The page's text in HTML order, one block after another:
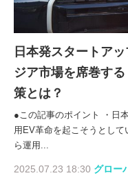
日本発スタートア
ジア市場を席巻す
策とは？
●この記事のポイント ・日
用EV革命を起こそうとし
ら運用...
2025.07.23 18:30 グロー